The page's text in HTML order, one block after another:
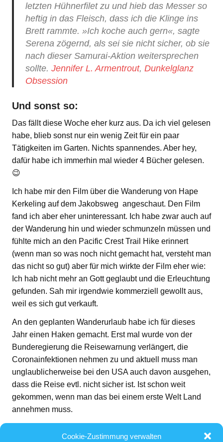
Cookie-Zustimmung verwalten
letzten Hühnerfilet zu und hieb das Messer so
heftig in das Fleisch, dass ich die Klinge ins
Brett rammte. »Ich koche auch gern«, sagte
Serena zögernd, als sei sie nicht sicher, ob sie
nach dieser Samurai-Aktion weitersprechen
sollte. Jennifer L. Armentrout, Dunkelglanz
Obsession
Und sonst so:
Das fällt diese Woche eher kurz aus. Da ich viel gelesen
habe, blieb sonst nur ein wenig Zeit für ein paar
Tätigkeiten im Garten. Nichts spannendes. Aber hey,
dafür habe ich immerhin mal wieder 4 Bücher gelesen.
😉
Ich habe mir den Film über die Wanderung von Hape
Kerkeling auf dem Jakobsweg angeschaut. Den Film
fand ich aber eher uninteressant. Ich habe zwar auch auf
der Wanderung hin und wieder schmunzeln müssen und
fühlte mich an den Pacific Crest Trail Hike erinnert
(wenn man so was noch nicht gemacht hat, versteht man
das nicht so gut) aber für mich wirkte der Film eher wie:
Ich hab nicht mehr an Gott geglaubt und die Erleuchtung
gefunden. Sah mir irgendwie kommerziell gewollt aus,
weil es sich gut verkauft.
An den geplanten Wanderurlaub habe ich für dieses
Jahr einen Haken gemacht. Erst mal wurde von der
Bunderegierung die Reisewarnung verlängert, die
Coronainfektionen nehmen zu und aktuell muss man
unglaublicherweise bei den USA auch davon ausgehen,
dass die Reise evtl. nicht sicher ist. Ist schon weit
gekommen, wenn man das bei einem erste Welt Land
annehmen muss.
und ob und wann wieder Flieger rüber gehen ist auch